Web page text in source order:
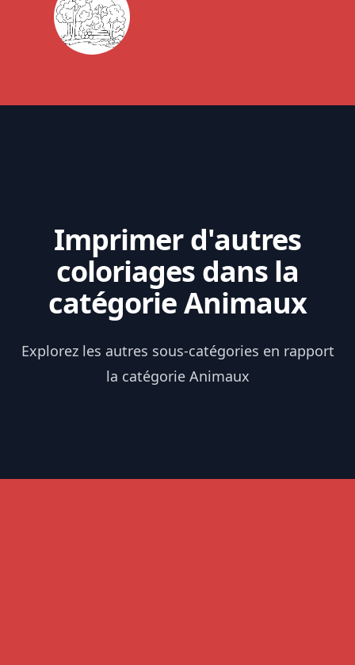
Imprimer d'autres
coloriages dans la
catégorie Animaux
Explorez les autres sous-catégories en rapport
la catégorie Animaux